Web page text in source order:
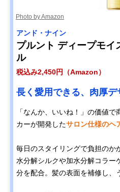
Photo by Amazon
アンド・ナイン
プルント ディープモイ
ル
税込み2,450円（Amazon）
長く愛用できる、肉厚
「なんか、いいね！」の価値
カーが開発したサロン仕様のヘ
毎日のスタイリングで負担のか
水分解シルクや加水分解コラー
分を配合。髪の表面を補修し、